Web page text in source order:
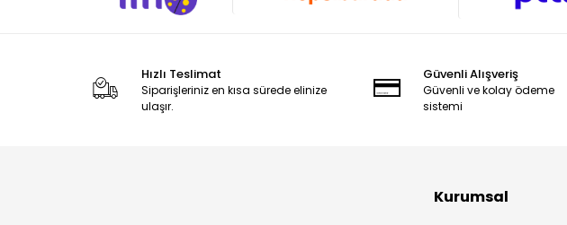
Hızlı Teslimat
Siparişleriniz en kısa sürede elinize
ulaşır.
Güvenli Alışveriş
Güvenli ve kolay ödeme
sistemi
Kurumsal